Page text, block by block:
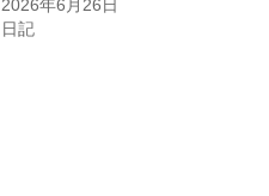
2026年6月26日
日記